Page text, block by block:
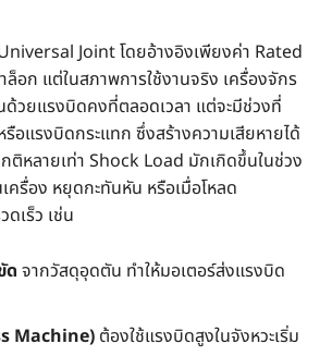
Joint โดยอ้างอิงเพียงค่า Rated
อก แต่ในสภาพการใช้งานจริง เครื่องจักร
ด้วยแรงบิดคงที่ตลอดเวลา แต่จะมีช่วงที่
อแรงบิดกระแทก ซึ่งสร้างความเสียหายได้
ติหลายเท่า Shock Load มักเกิดขึ้นในช่วง
ครื่อง หยุดกะทันหัน หรือเมื่อโหลด
เร็ว เช่น
ด จากวัสดุอุดตัน ทำให้มอเตอร์ส่งแรงบิด
Machine) ต้องใช้แรงบิดสูงในจังหวะเริ่ม